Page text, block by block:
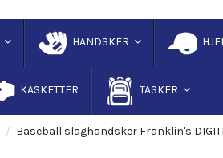
HANDSKER
KASKETTER TASKER
Baseball slaghandsker Franklin's